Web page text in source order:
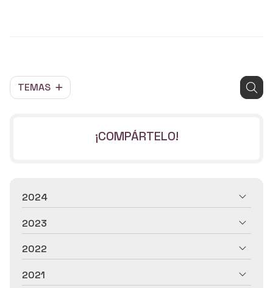
TEMAS
¡COMPÁRTELO!
2024
2023
2022
2021